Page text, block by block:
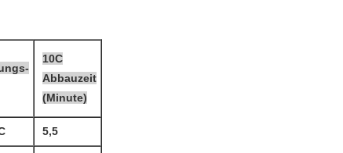
10C
Abbauzeit
(Minute)
5,5